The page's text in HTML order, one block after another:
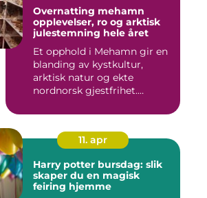
Overnatting mehamn
opplevelser, ro og arktisk
julestemning hele året
Et opphold i Mehamn gir en
blanding av kystkultur,
arktisk natur og ekte
nordnorsk gjestfrihet.
11. apr
Harry potter bursdag: slik
skaper du en magisk
feiring hjemme